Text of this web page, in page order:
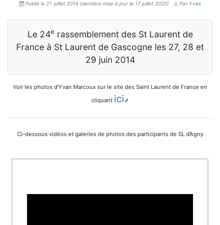
Publié le 27 juillet 2014 (dernière mise à jour le 17 juillet 2025) Par Yves
Le 24e rassemblement des St Laurent de
France à St Laurent de Gascogne les 27, 28 et
29 juin 2014
Voir les photos d’Yvan Marcoux sur le site des Saint Laurent de France en
cliquant ici
Ci-dessous vidéos et galeries de photos des participants de SL d’Agny